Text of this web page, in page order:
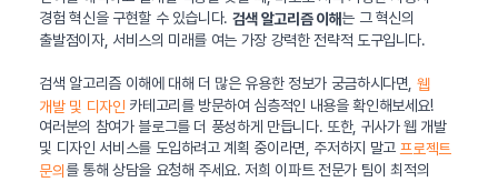
경험 혁신을 구현할 수 있습니다. 검색 알고리즘 이해는 그 혁신의
출발점이자, 서비스의 미래를 여는 가장 강력한 전략적 도구입니다.
검색 알고리즘 이해에 대해 더 많은 유용한 정보가 궁금하시다면, 웹
개발 및 디자인 카테고리를 방문하여 심층적인 내용을 확인해보세요!
여러분의 참여가 블로그를 더 풍성하게 만듭니다. 또한, 귀사가 웹 개발
및 디자인 서비스를 도입하려고 계획 중이라면, 주저하지 말고 프로젝트
문의 를 통해 상담을 요청해 주세요. 저희 이파트 전문가 팀이 최적의